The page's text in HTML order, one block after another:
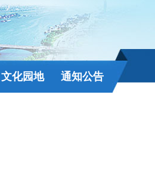
文化园地 通知公告